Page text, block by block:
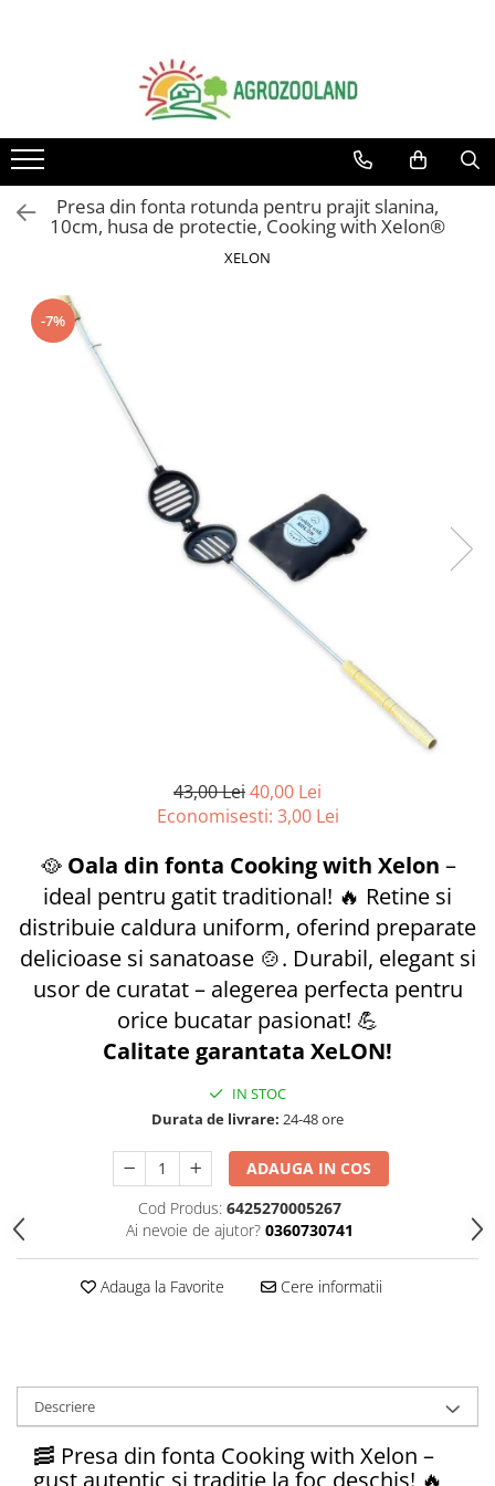
Toate Produsele
Fungicide
Insecticide
Erbicide
Adjuvanti
Tratamente samanta
Dezinfectanti sol, nematocide
Garduri electrice
Aparate gard electric
Conductori gard electric
Izolatori si accesorii gard electric
Substante vinificatie
profesionale si arzatoare
Arzatoare si accesorii
Ceaune si accesorii
Cutite profesionale abator si
macelarie
Vase din fonta
Articole pentru ferma si
Saci de rafie, saci raschel
Casa si gradina
Materiale de legat
Plasa plante cataratoare
Plase de protectie
Sere si solarii
Presa din fonta rotunda pentru prajit slanina,
10cm, husa de protectie, Cooking with Xelon®
XELON
-7%
43,00 Lei40,00 Lei
Economisesti: 3,00 Lei
🥘 Oala din fonta Cooking with Xelon –
ideal pentru gatit traditional! 🔥 Retine si
distribuie caldura uniform, oferind preparate
delicioase si sanatoase 🍲. Durabil, elegant si
usor de curatat – alegerea perfecta pentru
orice bucatar pasionat! 💪
Calitate garantata XeLON!
IN STOC
Durata de livrare: 24-48 ore
ADAUGA IN COS
Cod Produs: 6425270005267
Ai nevoie de ajutor? 0360730741
Adauga la Favorite Cere informatii
Descriere
🥓 Presa din fonta Cooking with Xelon –